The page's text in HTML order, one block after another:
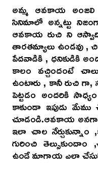
అమ్మ ఆవకాయ అంజలి
సినిమాలో అన్నట్టు
ఆవకాయ రుచి ని
తారతమ్యాలు ఉండవు ,
పేదవాడికి , ధనికుడికి
కాలం వచ్చిందంటే
ఉంటారు , కానీ రుచి గా,
పెట్టడం అందరికి
కాకుండా ఇపుడు
చూడండి.ఆవకాయ
ఇలా చాల
గురించి
ఉండే మాగాయ ఎలా